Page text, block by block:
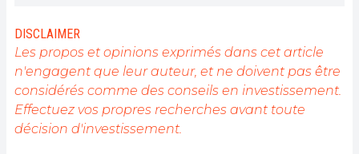
l'engagement de sensibiliser et d'informer le grand
public sur cet écosystème en constante évolution.
Mon objectif est de permettre à chacun de mieux
comprendre la blockchain et de saisir les
opportunités qu'elle offre. Je m'efforce chaque jour
de fournir une analyse objective de l'actualité, de
décrypter les tendances du marché, de relayer les
DISCLAIMER
Les propos et opinions exprimés dans cet article
n'engagent que leur auteur, et ne doivent pas être
considérés comme des conseils en investissement.
Effectuez vos propres recherches avant toute
décision d'investissement.